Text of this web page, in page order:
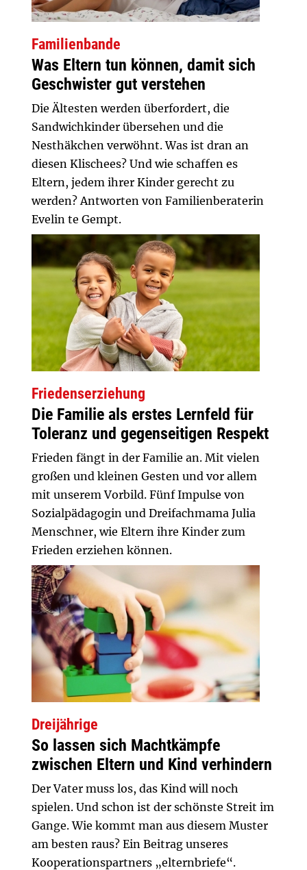
Familienbande
Was Eltern tun können, damit sich
Geschwister gut verstehen
Die Ältesten werden überfordert, die
Sandwichkinder übersehen und die
Nesthäkchen verwöhnt. Was ist dran an
diesen Klischees? Und wie schaffen es
Eltern, jedem ihrer Kinder gerecht zu
werden? Antworten von Familienberaterin
Evelin te Gempt.
Friedenserziehung
Die Familie als erstes Lernfeld für
Toleranz und gegenseitigen Respekt
Frieden fängt in der Familie an. Mit vielen
großen und kleinen Gesten und vor allem
mit unserem Vorbild. Fünf Impulse von
Sozialpädagogin und Dreifachmama Julia
Menschner, wie Eltern ihre Kinder zum
Frieden erziehen können.
Dreijährige
So lassen sich Machtkämpfe
zwischen Eltern und Kind verhindern
Der Vater muss los, das Kind will noch
spielen. Und schon ist der schönste Streit im
Gange. Wie kommt man aus diesem Muster
am besten raus? Ein Beitrag unseres
Kooperationspartners „elternbriefe“.